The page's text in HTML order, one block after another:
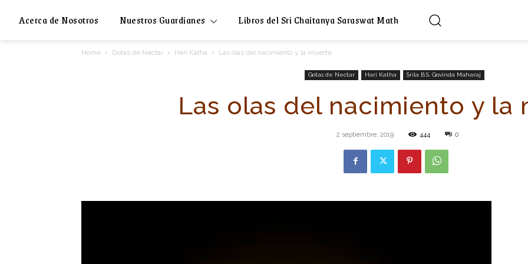
Acerca de Nosotros Nuestros Guardianes Libros del Sri Chaitanya Saraswat Math
Home Gotas de Nectar Hari Katha Las olas del nacimiento y la muerte.
Gotas de Nectar Hari Katha Srila B.S. Govinda Maharaj
Las olas del nacimiento y la
2 septiembre, 2019 444 0